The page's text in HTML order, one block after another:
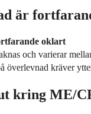
är
oklart
och varierar
överlevnad kräver
kring ME/